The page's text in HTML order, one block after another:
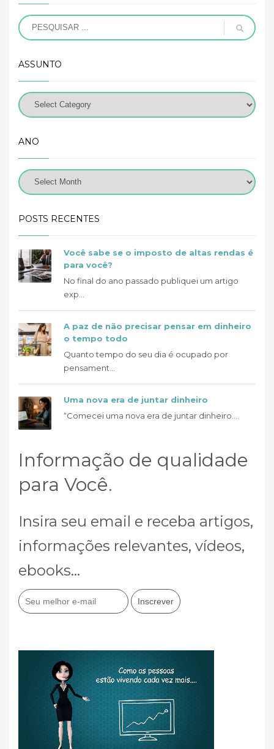
ASSUNTO
ANO
POSTS RECENTES
Você sabe se o imposto de altas rendas é
para você?
No final do ano passado publiquei um artigo
exp...
A paz de não precisar pensar em dinheiro
o tempo todo
Quanto tempo do seu dia é ocupado por
pensament...
Uma nova era de juntar dinheiro
“Comecei uma nova era de juntar dinheiro....
Informação de qualidade
para Você.
Insira seu email e receba artigos,
informações relevantes, vídeos,
ebooks...